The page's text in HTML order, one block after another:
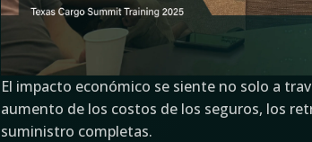
El impacto económico se siente no solo a
aumento de los costos de los seguros, los
suministro completas.